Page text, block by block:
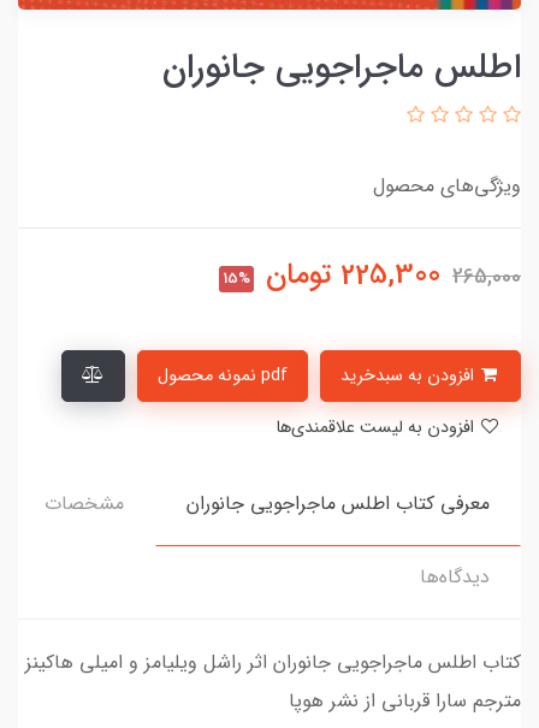
اطلس ماجراجویی جانوران
ویژگی‌های محصول
265,000
225,300 تومان 15%
pdf نمونه محصول
معرفی کتاب اطلس ماجراجویی جانوران مشخصات
دیدگاه‌ها
کتاب اطلس ماجراجویی جانوران اثر راشل ویلیامز و امیلی هاکینز
مترجم سارا قربانی از نشر هوپا